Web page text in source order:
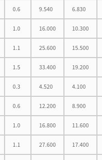
0.6 9.540 6.830
1.0 16.000 10.300
1.1 25.600 15.500
1.5 33.400 19.200
0.3 4.520 4.100
0.6 12.200 8.900
1.0 16.800 11.600
1.1 27.600 17.400